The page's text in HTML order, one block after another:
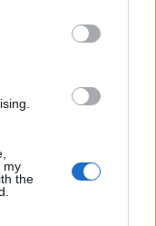
my
the